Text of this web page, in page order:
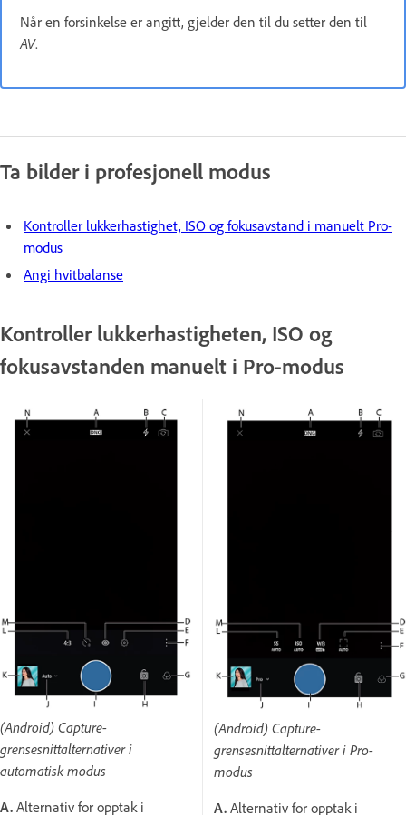
Når en forsinkelse er angitt, gjelder den til du setter den til
AV.
Ta bilder i profesjonell modus
Kontroller lukkerhastighet, ISO og fokusavstand i manuelt Pro-
modus
Angi hvitbalanse
Kontroller lukkerhastigheten, ISO og
fokusavstanden manuelt i Pro-modus
(Android) Capture-
grensesnittalternativer i
automatisk modus
A. Alternativ for opptak i
(Android) Capture-
grensesnittalternativer i Pro-
modus
A. Alternativ for opptak i